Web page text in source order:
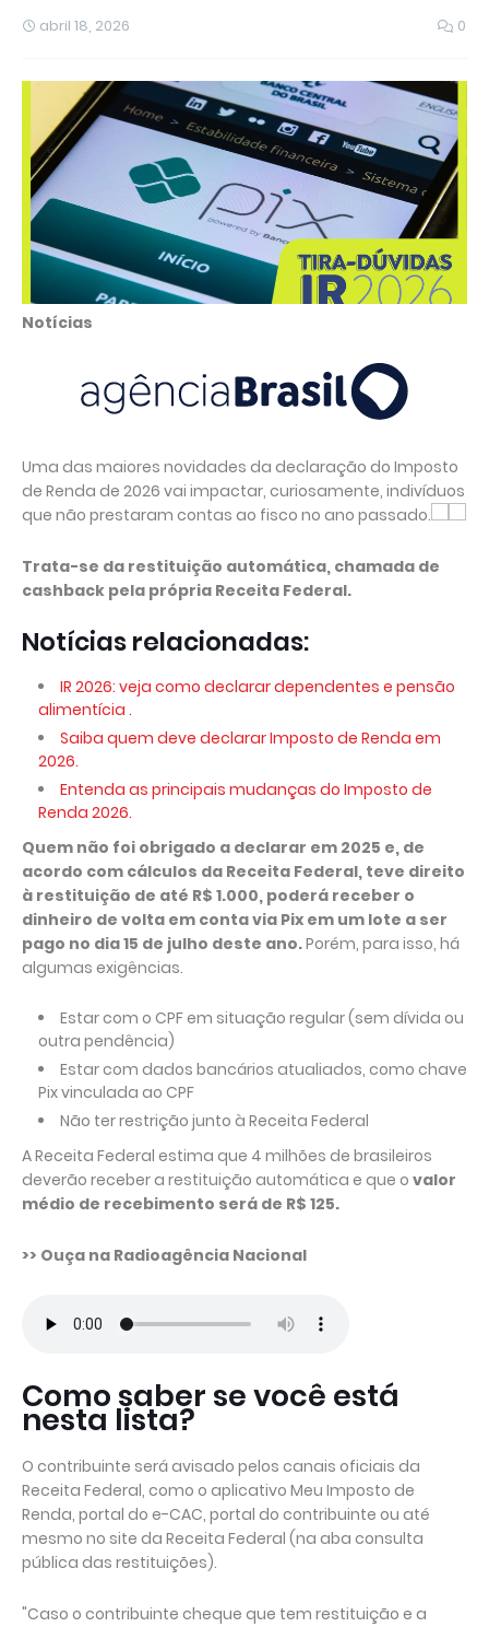
abril 18, 2026 0
Notícias
Uma das maiores novidades da declaração do Imposto
de Renda de 2026 vai impactar, curiosamente, indivíduos
que não prestaram contas ao fisco no ano passado.
Trata-se da restituição automática, chamada de
cashback pela própria Receita Federal.
Notícias relacionadas:
IR 2026: veja como declarar dependentes e pensão
alimentícia .
Saiba quem deve declarar Imposto de Renda em
2026.
Entenda as principais mudanças do Imposto de
Renda 2026.
Quem não foi obrigado a declarar em 2025 e, de
acordo com cálculos da Receita Federal, teve direito
à restituição de até R$ 1.000, poderá receber o
dinheiro de volta em conta via Pix em um lote a ser
pago no dia 15 de julho deste ano.Porém, para isso, há
algumas exigências.
Estar com o CPF em situação regular (sem dívida ou
outra pendência)
Estar com dados bancários atualiados, como chave
Pix vinculada ao CPF
Não ter restrição junto à Receita Federal
A Receita Federal estima que 4 milhões de brasileiros
deverão receber a restituição automática e que o valor
médio de recebimento será de R$ 125.
>> Ouça na Radioagência Nacional
Como saber se você está
nesta lista?
O contribuinte será avisado pelos canais oficiais da
Receita Federal, como o aplicativo Meu Imposto de
Renda, portal do e-CAC, portal do contribuinte ou até
mesmo no site da Receita Federal (na aba consulta
pública das restituições).
"Caso o contribuinte cheque que tem restituição e a